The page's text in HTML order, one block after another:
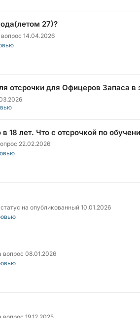
27)?
14.04.2026
отсрочки для Офицеров Запаса в
18 лет. Что с отсрочкой по
22.02.2026
на опубликованный 10.01.2026
вопрос 08.01.2026